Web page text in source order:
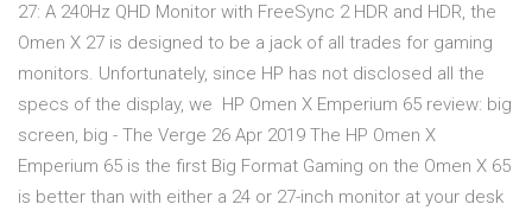
27: A 240Hz QHD Monitor with FreeSync 2 HDR and HDR, the
Omen X 27 is designed to be a jack of all trades for gaming
monitors. Unfortunately, since HP has not disclosed all the
specs of the display, we HP Omen X Emperium 65 review: big
screen, big - The Verge 26 Apr 2019 The HP Omen X
Emperium 65 is the first Big Format Gaming on the Omen X 65
is better than with either a 24 or 27-inch monitor at your desk